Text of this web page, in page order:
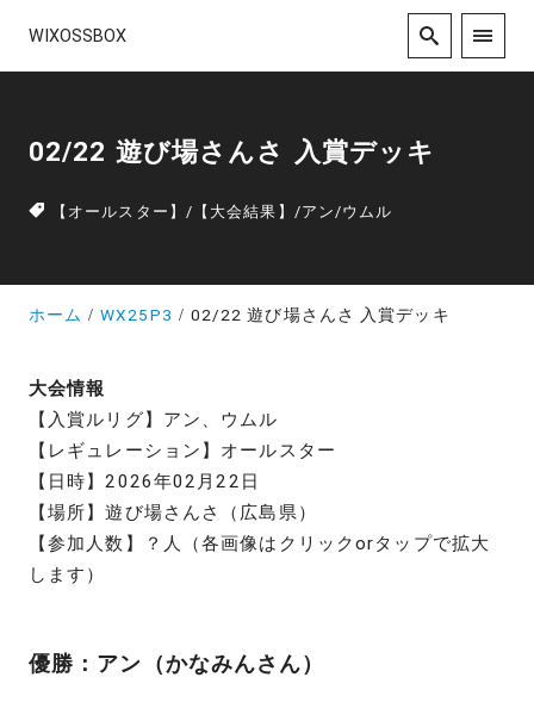
WIXOSSBOX
02/22 遊び場さんさ 入賞デッキ
【オールスター】 / 【大会結果】 /アン/ウムル
ホーム WX25P3 02/22 遊び場さんさ 入賞デッキ
大会情報
【入賞ルリグ】アン、ウムル
【レギュレーション】オールスター
【日時】2026年02月22日
【場所】遊び場さんさ（広島県）
【参加人数】？人（各画像はクリックorタップで拡大
します）
優勝：アン（かなみんさん）